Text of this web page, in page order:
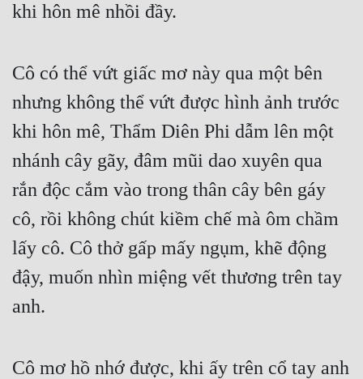
khi hôn mê nhồi đầy.
Cô có thể vứt giấc mơ này qua một bên
nhưng không thể vứt được hình ảnh trước
khi hôn mê, Thẩm Diên Phi dẫm lên một
nhánh cây gãy, đâm mũi dao xuyên qua
rắn độc cắm vào trong thân cây bên gáy
cô, rồi không chút kiềm chế mà ôm chầm
lấy cô. Cô thở gấp mấy ngụm, khẽ động
đậy, muốn nhìn miệng vết thương trên tay
anh.
Cô mơ hồ nhớ được, khi ấy trên cổ tay anh